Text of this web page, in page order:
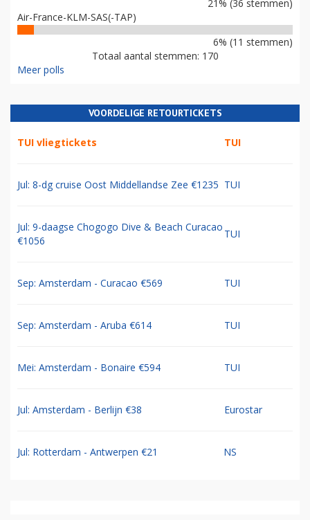
21% (36 stemmen)
Air-France-KLM-SAS(-TAP)
6% (11 stemmen)
Totaal aantal stemmen: 170
Meer polls
VOORDELIGE RETOURTICKETS
TUI vliegtickets TUI
Jul: 8-dg cruise Oost Middellandse Zee €1235 TUI
Jul: 9-daagse Chogogo Dive & Beach Curacao
€1056
TUI
Sep: Amsterdam - Curacao €569 TUI
Sep: Amsterdam - Aruba €614 TUI
Mei: Amsterdam - Bonaire €594 TUI
Jul: Amsterdam - Berlijn €38 Eurostar
Jul: Rotterdam - Antwerpen €21 NS